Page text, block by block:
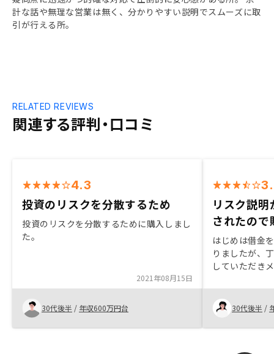
計な話や無理な営業は無く、分かりやすい説明でスムーズに取
引が行える所。
関連する評判・口コミ
RELATED REVIEWS
4.3
投資のリスクを分散するため
投資のリスクを分散するために購入しまし
た。
2021年08月15日
30代後半 / 年収600万円台
リスク説
されたので
はじめは借金
りましたが、
していただき
身に相談に乗
色々なものが
かりやすいの
30代後半 /